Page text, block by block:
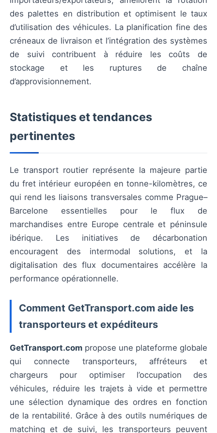
des palettes en distribution et optimisent le taux
d’utilisation des véhicules. La planification fine des
créneaux de livraison et l’intégration des systèmes
de suivi contribuent à réduire les coûts de
stockage et les ruptures de chaîne
d’approvisionnement.
Statistiques et tendances
pertinentes
Le transport routier représente la majeure partie
du fret intérieur européen en tonne-kilomètres, ce
qui rend les liaisons transversales comme Prague–
Barcelone essentielles pour le flux de
marchandises entre Europe centrale et péninsule
ibérique. Les initiatives de décarbonation
encouragent des intermodal solutions, et la
digitalisation des flux documentaires accélère la
performance opérationnelle.
Comment GetTransport.com aide les
transporteurs et expéditeurs
GetTransport.com propose une plateforme globale
qui connecte transporteurs, affréteurs et
chargeurs pour optimiser l’occupation des
véhicules, réduire les trajets à vide et permettre
une sélection dynamique des ordres en fonction
de la rentabilité. Grâce à des outils numériques de
matching et de suivi, les transporteurs peuvent